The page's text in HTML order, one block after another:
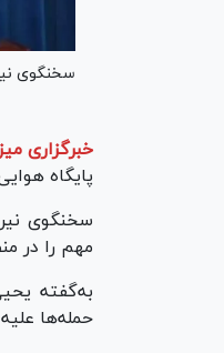
سخنگوی
خبرگزاری
پایگاه
سخنگوی
مهم را در
به‌گفته
حمله‌ها